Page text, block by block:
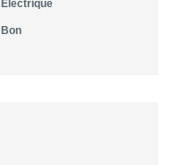
Electrique
Bon